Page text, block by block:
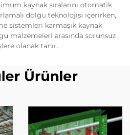
kaynak sıralarını otomatik
dolgu teknolojisi içerirken,
sistemleri karmaşık kaynak
malzemeleri arasında sorunsuz
olanak tanır.
Ürünler